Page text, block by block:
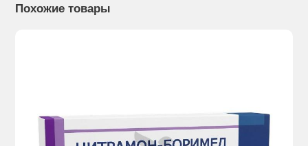
Похожие товары